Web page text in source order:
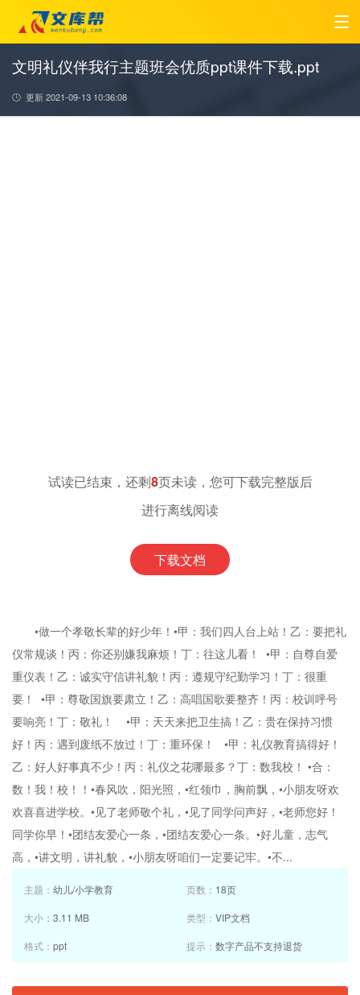
文明礼仪伴我行主题班会优质ppt课件下载.ppt
更新 2021-09-13 10:36:08
试读已结束，还剩8页未读，您可下载完整版后
进行离线阅读
下载文档
•做一个孝敬长辈的好少年！•甲：我们四人台上站！乙：要把礼
仪常规谈！丙：你还别嫌我麻烦！丁：往这儿看！ •甲：自尊自爱
重仪表！乙：诚实守信讲礼貌！丙：遵规守纪勤学习！丁：很重
要！ •甲：尊敬国旗要肃立！乙：高唱国歌要整齐！丙：校训呼号
要响亮！丁：敬礼！ •甲：天天来把卫生搞！乙：贵在保持习惯
好！丙：遇到废纸不放过！丁：重环保！ •甲：礼仪教育搞得好！
乙：好人好事真不少！丙：礼仪之花哪最多？丁：数我校！ •合：
数！我！校！！•春风吹，阳光照，•红领巾，胸前飘，•小朋友呀欢
欢喜喜进学校。•见了老师敬个礼，•见了同学问声好，•老师您好！
同学你早！•团结友爱心一条，•团结友爱心一条。•好儿童，志气
高，•讲文明，讲礼貌，•小朋友呀咱们一定要记牢。•不...
主题： 幼儿/小学教育 页数： 18页
大小： 3.11 MB 类型： VIP文档
格式： ppt 提示： 数字产品不支持退货